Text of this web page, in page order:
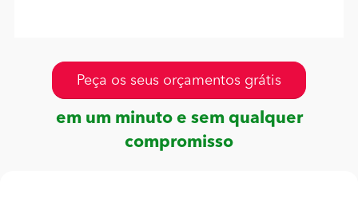
Peça os seus orçamentos grátis
em um minuto e sem qualquer
compromisso